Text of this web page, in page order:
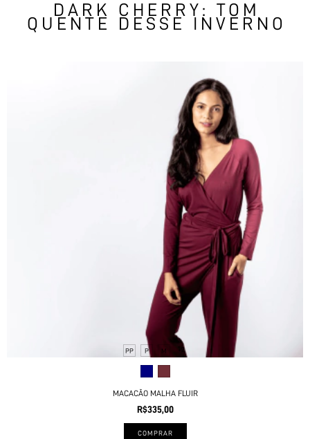
DARK CHERRY: TOM
QUENTE DESSE INVERNO
PP P M +2
MACACÃO MALHA FLUIR
R$335,00
COMPRAR